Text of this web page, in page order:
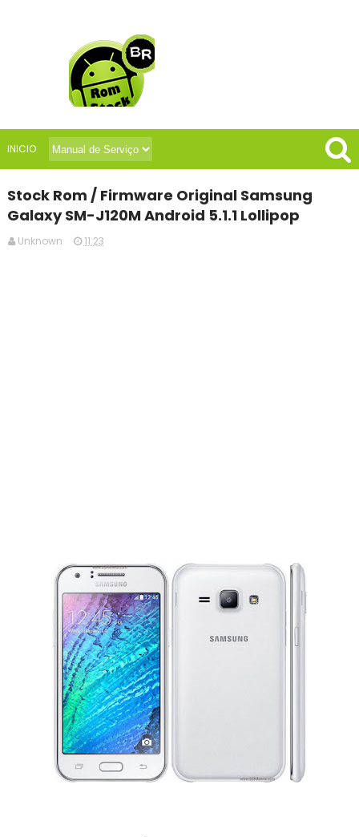
INICIO
Stock Rom / Firmware Original Samsung
Galaxy SM-J120M Android 5.1.1 Lollipop
Unknown 11:23